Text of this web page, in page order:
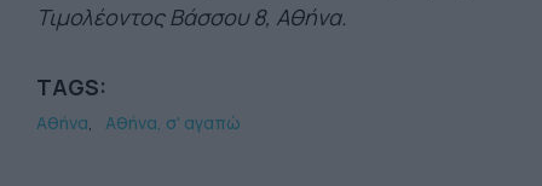
Τιμολέοντος Βάσσου 8, Αθήνα.
TAGS:
Αθήνα Αθήνα, σ' αγαπώ